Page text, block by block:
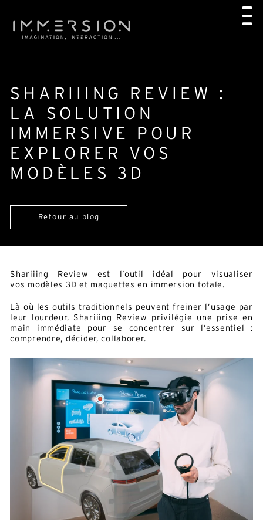
SHARIIING REVIEW :
LA SOLUTION
IMMERSIVE POUR
EXPLORER VOS
MODÈLES 3D
Retour au blog
Shariiing Review est l’outil idéal pour visualiser
vos modèles 3D et maquettes en immersion totale.
Là où les outils traditionnels peuvent freiner l’usage par
leur lourdeur, Shariiing Review privilégie une prise en
main immédiate pour se concentrer sur l’essentiel :
comprendre, décider, collaborer.